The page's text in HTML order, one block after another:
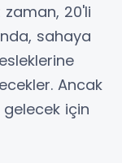
zaman, 20'li
sahaya
Ancak
için